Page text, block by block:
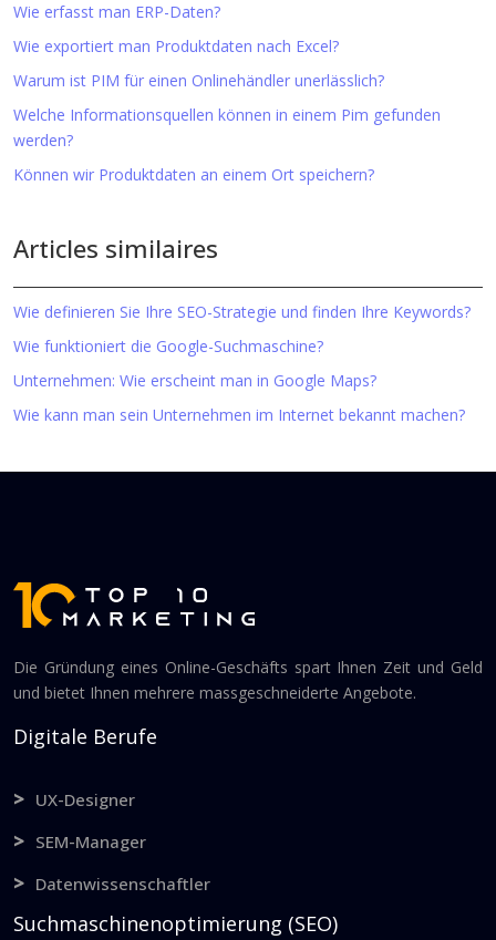
Wie erfasst man ERP-Daten?
Wie exportiert man Produktdaten nach Excel?
Warum ist PIM für einen Onlinehändler unerlässlich?
Welche Informationsquellen können in einem Pim gefunden
werden?
Können wir Produktdaten an einem Ort speichern?
Articles similaires
Wie definieren Sie Ihre SEO-Strategie und finden Ihre Keywords?
Wie funktioniert die Google-Suchmaschine?
Unternehmen: Wie erscheint man in Google Maps?
Wie kann man sein Unternehmen im Internet bekannt machen?
Die Gründung eines Online-Geschäfts spart Ihnen Zeit und Geld
und bietet Ihnen mehrere massgeschneiderte Angebote.
Digitale Berufe
UX-Designer
SEM-Manager
Datenwissenschaftler
Suchmaschinenoptimierung (SEO)